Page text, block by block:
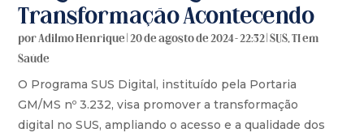
Transformação Acontecendo
porAdilmo Henrique|20 de agosto de 2024 - 22:32|SUS,TI em
Saúde
O Programa SUS Digital, instituído pela Portaria
GM/MS nº 3.232, visa promover a transformação
digital no SUS, ampliando o acesso e a qualidade dos